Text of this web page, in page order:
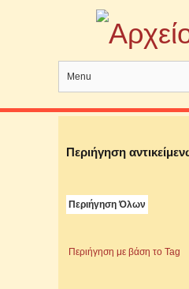
Menu
Περιήγηση
Περιήγηση Όλων
Περιήγηση με βάση το Tag